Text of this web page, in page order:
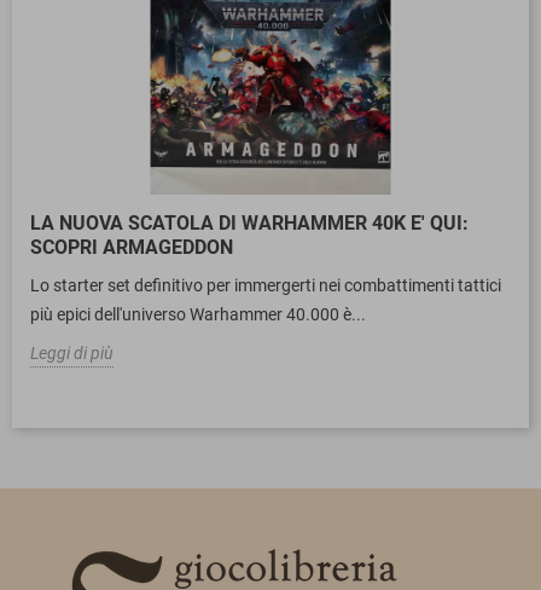
LA NUOVA SCATOLA DI WARHAMMER 40K E' QUI:
SCOPRI ARMAGEDDON
Lo starter set definitivo per immergerti nei combattimenti tattici
più epici dell'universo Warhammer 40.000 è...
Leggi di più